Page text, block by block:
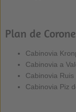
Plan de
Cabinovia
Cabinovia a
Cabinovia
Cabinovia Piz